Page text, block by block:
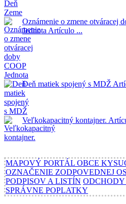
Oznámenie o zmene otváracej
Jednota Artículo ...
Deň matiek spojený s MDŽ
Veľkokapacitný kontajner.
MAPOVÝ PORTÁL OBCE
OZNAČENIE ZODPOVEDNEJ
PODPISOV A LISTÍN
SPRÁVNE POPLATKY